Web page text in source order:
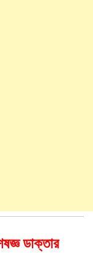
ডাক্তার